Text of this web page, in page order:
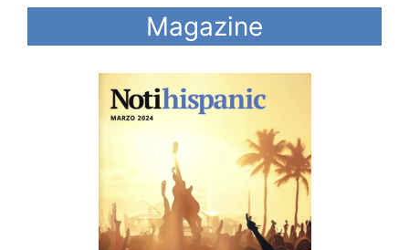
Magazine